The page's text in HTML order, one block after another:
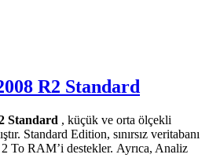
R2 Standard
Standard , küçük ve orta ölçekli
Standard Edition, sınırsız veritabanı
To RAM’i destekler. Ayrıca, Analiz